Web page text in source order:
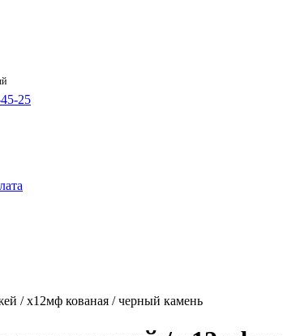
25
/ х12мф кованая / черный камень